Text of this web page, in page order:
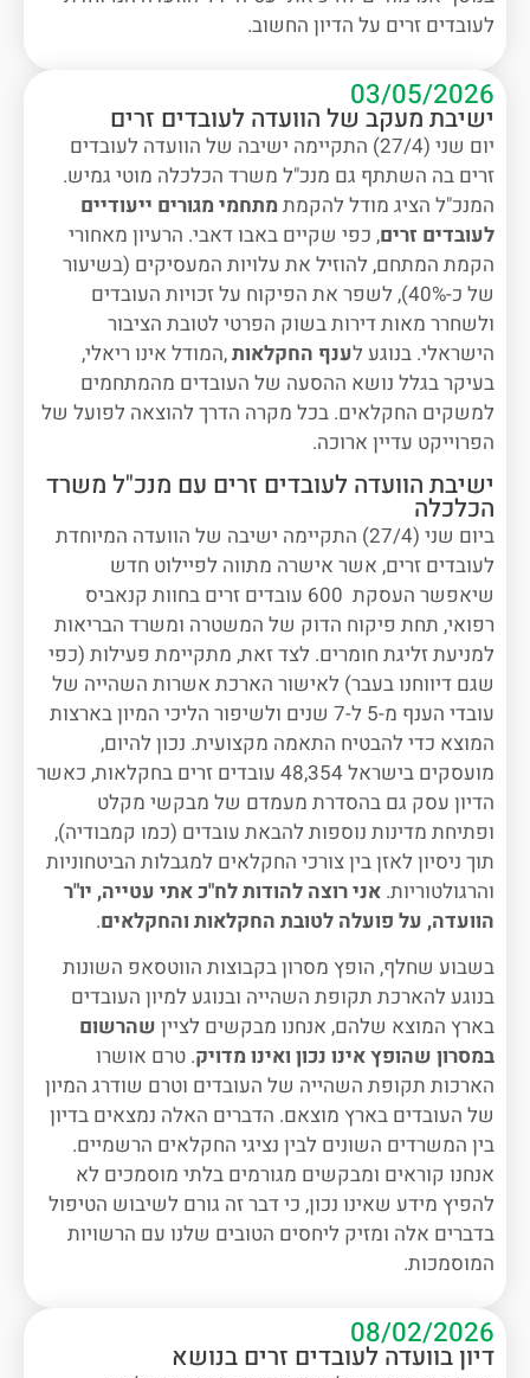
לעובדים זרים על הדיון החשוב.
03/05/2026
ישיבת מעקב של הוועדה לעובדים זרים
יום שני (27/4) התקיימה ישיבה של הוועדה לעובדים
זרים בה השתתף גם מנכ"ל משרד הכלכלה מוטי גמיש.
המנכ"ל הציג מודל להקמתמתחמי מגורים ייעודיים
לעובדים זרים, כפי שקיים באבו דאבי. הרעיון מאחורי
הקמת המתחם, להוזיל את עלויות המעסיקים (בשיעור
של כ-40%), לשפר את הפיקוח על זכויות העובדים
ולשחרר מאות דירות בשוק הפרטי לטובת הציבור
הישראלי. בנוגע לענף החקלאות,המודל אינו ריאלי,
בעיקר בגלל נושא ההסעה של העובדים מהמתחמים
למשקים החקלאים. בכל מקרה הדרך להוצאה לפועל של
הפרוייקט עדיין ארוכה.
ישיבת הוועדה לעובדים זרים עם מנכ"ל משרד
הכלכלה
ביום שני (27/4) התקיימה ישיבה של הוועדה המיוחדת
לעובדים זרים, אשר אישרה מתווה לפיילוט חדש
שיאפשר העסקת 600
עובדים זרים בחוות קנאביס
רפואי, תחת פיקוח הדוק של המשטרה ומשרד הבריאות
למניעת זליגת חומרים. לצד זאת, מתקיימת פעילות (כפי
שגם דיווחנו בעבר) לאישור הארכת אשרות השהייה של
עובדי הענף מ-5 ל-7 שנים ולשיפור הליכי המיון בארצות
המוצא כדי להבטיח התאמה מקצועית. נכון להיום,
מועסקים בישראל 48,354 עובדים זרים בחקלאות, כאשר
הדיון עסק גם בהסדרת מעמדם של מבקשי מקלט
ופתיחת מדינות נוספות להבאת עובדים (כמו קמבודיה),
תוך ניסיון לאזן בין צורכי החקלאים למגבלות הביטחוניות
והרגולטוריות. אני רוצה להודות לח"כ אתי עטייה, יו"ר
הוועדה, על פועלה לטובת החקלאות והחקלאים.
בשבוע שחלף, הופץ מסרון בקבוצות הווטסאפ השונות
בנוגע להארכת תקופת השהייה ובנוגע למיון העובדים
בארץ המוצא שלהם, אנחנו מבקשים לציין שהרשום
במסרון שהופץ אינו נכון ואינו מדויק. טרם אושרו
הארכות תקופת השהייה של העובדים וטרם שודרג המיון
של העובדים בארץ מוצאם. הדברים האלה נמצאים בדיון
בין המשרדים השונים לבין נציגי החקלאים הרשמיים.
אנחנו קוראים ומבקשים מגורמים בלתי מוסמכים לא
להפיץ מידע שאינו נכון, כי דבר זה גורם לשיבוש הטיפול
בדברים אלה ומזיק ליחסים הטובים שלנו עם הרשויות
המוסמכות.
08/02/2026
דיון בוועדה לעובדים זרים בנושא